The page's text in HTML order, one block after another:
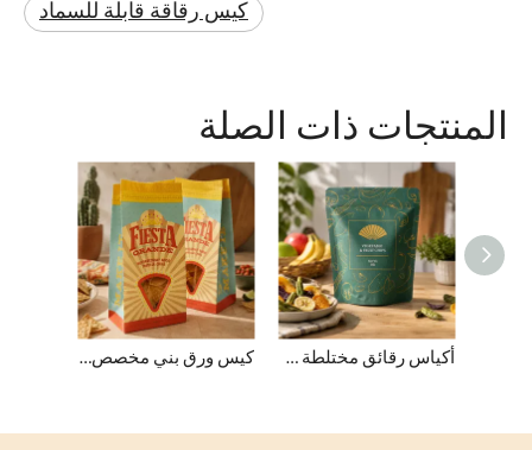
كيس رقاقة قابلة للسماد
المنتجات ذات الصلة
كيس ورق بني مخصص من رقائق التورتيا أسفل SOS مع نافذة أكياس رقائق مختلطة صغيرة مخصصة قابلة للتحلل